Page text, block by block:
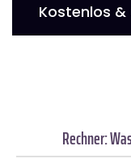
Kostenlos
Rechner: